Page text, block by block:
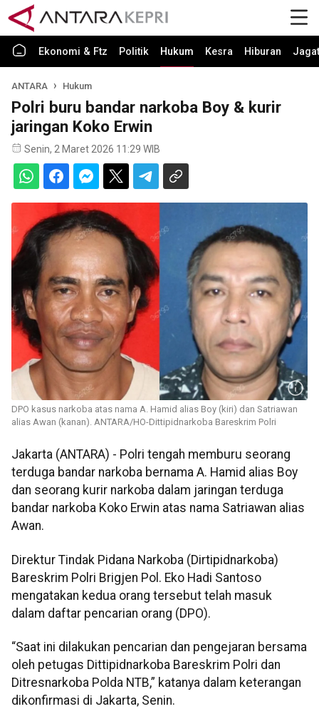
Ekonomi & Ftz Politik Hukum Kesra Hiburan Jagat
ANTARA Hukum
Polri buru bandar narkoba Boy & kurir
jaringan Koko Erwin
Senin, 2 Maret 2026 11:29 WIB
DPO kasus narkoba atas nama A. Hamid alias Boy (kiri) dan Satriawan
alias Awan (kanan). ANTARA/HO-Dittipidnarkoba Bareskrim Polri
Jakarta (ANTARA) - Polri tengah memburu seorang
terduga bandar narkoba bernama A. Hamid alias Boy
dan seorang kurir narkoba dalam jaringan terduga
bandar narkoba Koko Erwin atas nama Satriawan alias
Awan.
Direktur Tindak Pidana Narkoba (Dirtipidnarkoba)
Bareskrim Polri Brigjen Pol. Eko Hadi Santoso
mengatakan kedua orang tersebut telah masuk
dalam daftar pencarian orang (DPO).
“Saat ini dilakukan pencarian dan pengejaran bersama
oleh petugas Dittipidnarkoba Bareskrim Polri dan
Ditresnarkoba Polda NTB,” katanya dalam keterangan
dikonfirmasi di Jakarta, Senin.